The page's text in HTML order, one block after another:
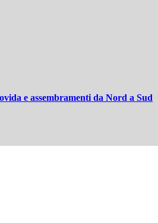
e assembramenti da Nord a Sud